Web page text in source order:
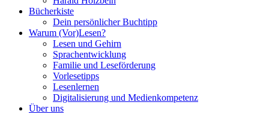
Bücherkiste
Dein persönlicher Buchtipp
Warum (Vor)Lesen?
Lesen und Gehirn
Sprachentwicklung
Familie und Leseförderung
Vorlesetipps
Lesenlernen
Digitalisierung und Medienkompetenz
Über uns